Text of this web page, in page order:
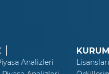
Analizleri